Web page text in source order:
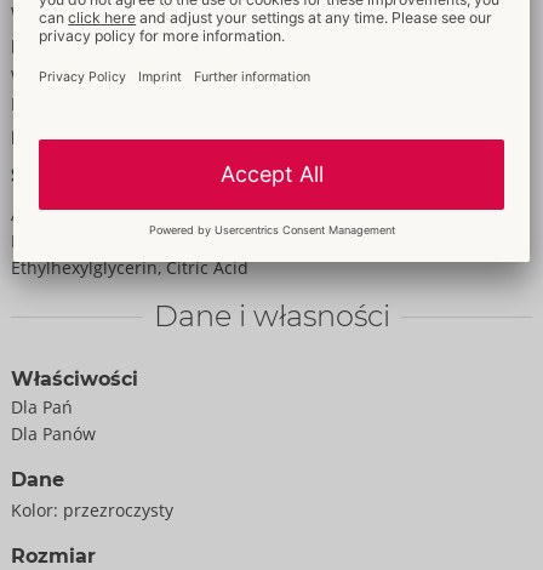
Wyjątkowo gęsta konsystencja Just Glide Toylube zapewnia
płynny seks we wszystkich wariantach i wykazuje szczególne
właściwości poślizgowe, gdy używane są zabawki erotyczne.
Ponieważ żel jest na bazie wody, jest oczywiście bezpieczny dla
prezerwatyw lateksowych.
Skład
Aqua, Glycerin, Hydroxyethylcellulose, Phenoxyethanol,
Hydroxypropyl Guar Hydroxypropyltrimonium Chloride,
Ethylhexylglycerin, Citric Acid
Dane i własności
Właściwości
Dla Pań
Dla Panów
Dane
Kolor: przezroczysty
Rozmiar